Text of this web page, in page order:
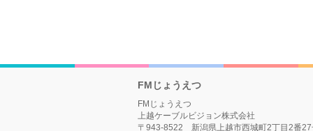
FMじょうえつ
FMじょうえつ
上越ケーブルビジョン株式会社
〒943-8522 新潟県上越市西城町2丁目2番27